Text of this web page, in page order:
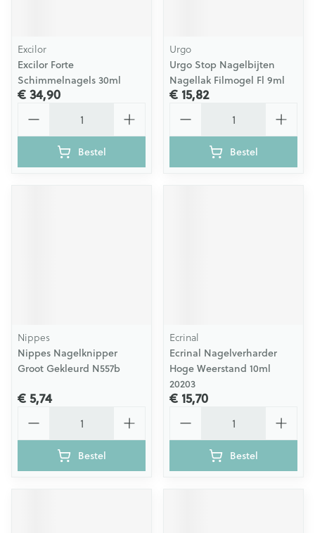
Excilor
Excilor Forte
Schimmelnagels 30ml
€ 34,90
Bestel
Urgo
Urgo Stop Nagelbijten
Nagellak Filmogel Fl 9ml
€ 15,82
Bestel
Nippes
Nippes Nagelknipper
Groot Gekleurd N557b
€ 5,74
Bestel
Ecrinal
Ecrinal Nagelverharder
Hoge Weerstand 10ml
20203
€ 15,70
Bestel